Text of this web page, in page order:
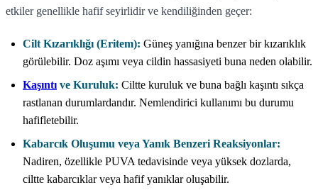
etkiler genellikle hafif seyirlidir ve kendiliğinden geçer:
Cilt Kızarıklığı (Eritem): Güneş yanığına benzer bir kızarıklık
görülebilir. Doz aşımı veya cildin hassasiyeti buna neden olabilir.
Kaşıntı ve Kuruluk: Ciltte kuruluk ve buna bağlı kaşıntı sıkça
rastlanan durumlardandır. Nemlendirici kullanımı bu durumu
hafifletebilir.
Kabarcık Oluşumu veya Yanık Benzeri Reaksiyonlar:
Nadiren, özellikle PUVA tedavisinde veya yüksek dozlarda,
ciltte kabarcıklar veya hafif yanıklar oluşabilir.